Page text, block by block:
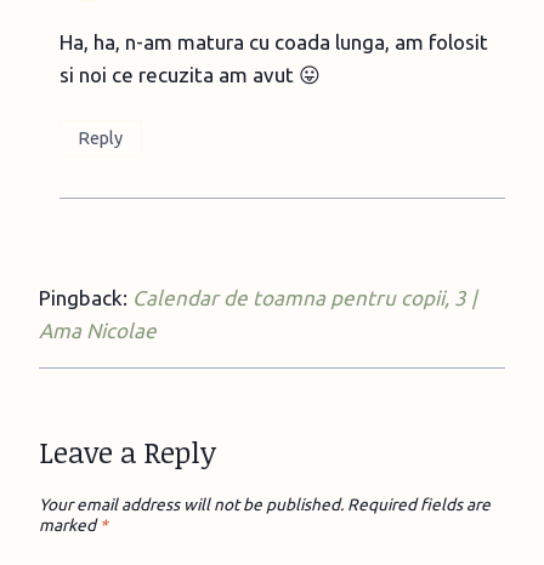
Ha, ha, n-am matura cu coada lunga, am folosit
si noi ce recuzita am avut 😛
Reply
Pingback: Calendar de toamna pentru copii, 3 |
Ama Nicolae
Leave a Reply
Your email address will not be published. Required fields are
marked*